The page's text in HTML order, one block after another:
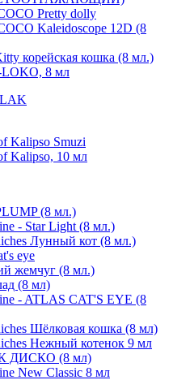
Pretty dolly
Kaleidoscope 12D (8
корейская кошка (8 мл.)
LOKO, 8 мл
Kalipso Smuzi
Kalipso, 10 мл
(8 мл.)
- Star Light (8 мл.)
Лунный кот (8 мл.)
eye
жемчуг (8 мл.)
(8 мл)
- ATLAS CAT'S EYE (8
Шёлковая кошка (8 мл)
Нежный котенок 9 мл
ДИСКО (8 мл)
New Classic 8 мл